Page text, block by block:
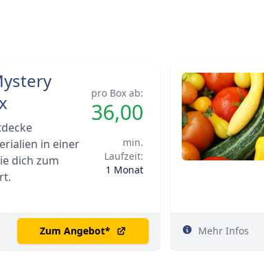
in einer
dich zum
pro Box ab:
36,00
min.
Laufzeit:
1 Monat
Zum Angebot* Mehr Infos